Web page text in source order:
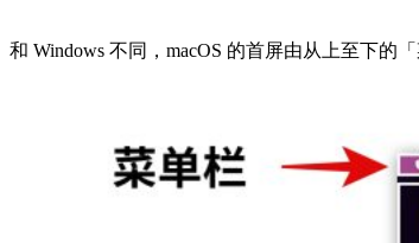
和 Windows 不同，macOS 的首屏由从上至下的